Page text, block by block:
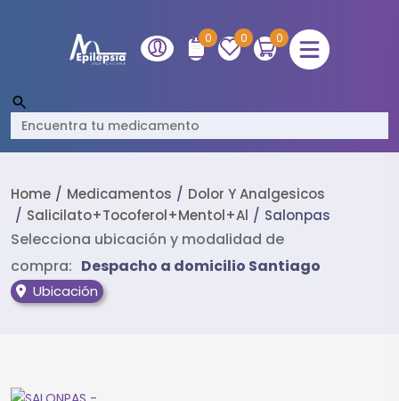
0 0 0
Home Medicamentos
Dolor Y Analgesicos
Salicilato+tocoferol+mentol+al
Salonpas
Selecciona ubicación y modalidad de
compra: Despacho a domicilio Santiago
Ubicación